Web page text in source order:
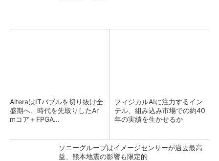
AlteraはITバブルを切り抜け全
盛期へ、時代を先取りしたAr
mコア＋FPGA...
フィジカルAIに注力するイン
テル、組み込み市場での約40
年の実績を生かせるか
ソニーグループはイメージセンサーが過去最高
益、熊本地震の影響も限定的